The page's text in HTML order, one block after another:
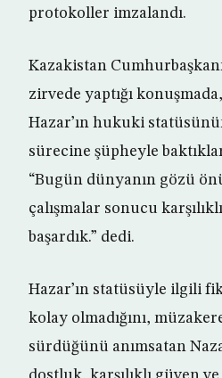
protokoller imzalandı.
Kazakistan
zirvede yaptığı
Hazar’ın hukuki
sürecine şüpheyle
“Bugün dünyanın gözü
çalışmalar sonucu
başardık.” dedi.
Hazar’ın statüsüyle ilgili
kolay olmadığını,
sürdüğünü anımsatan